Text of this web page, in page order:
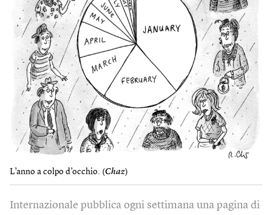
L’anno a colpo d’occhio. (Chaz)
Internazionale pubblica ogni settimana una pagina di